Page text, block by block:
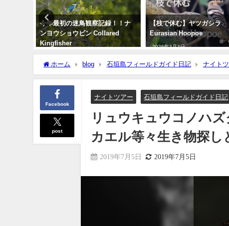
今年最初の迷鳥観察記録！！ナ
ンヨウショウビン Collared
Kingfisher
【枝で休む】ヤツガシラ
Eurasian Hoopoe
2026年3月3日
ホーム blog 石垣島フィールドガイド日記 ナイト
生き物探しと自然観察のナイトツアー!!
Facebook
post
ナイトツアー 石垣島フィールドガイド日記
リュウキュウコノハ
カエル等々生き物探
2019年7月5日 2019年7月5日